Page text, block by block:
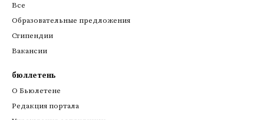
Все
Образовательные предложения
Стипендии
Вакансии
бюллетень
О Бьюлетене
Редакция портала